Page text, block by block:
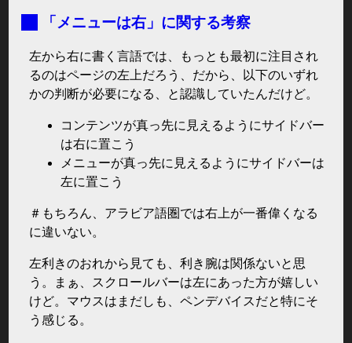
「メニューは右」に関する考察
左から右に書く言語では、もっとも最初に注目され
るのはページの左上だろう、だから、以下のいずれ
かの判断が必要になる、と認識していたんだけど。
コンテンツが真っ先に見えるようにサイドバー
は右に置こう
メニューが真っ先に見えるようにサイドバーは
左に置こう
＃もちろん、アラビア語圏では右上が一番偉くなる
に違いない。
左利きのおれから見ても、利き腕は関係ないと思
う。まぁ、スクロールバーは左にあった方が嬉しい
けど。マウスはまだしも、ペンデバイスだと特にそ
う感じる。